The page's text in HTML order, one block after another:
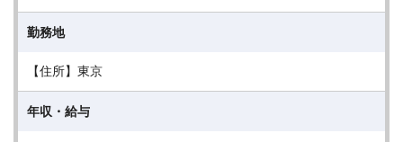
勤務地
【住所】東京
年収・給与